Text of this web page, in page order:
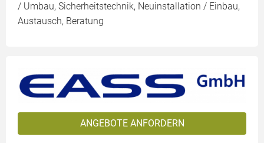
/ Umbau, Sicherheitstechnik, Neuinstallation / Einbau,
Austausch, Beratung
ANGEBOTE ANFORDERN